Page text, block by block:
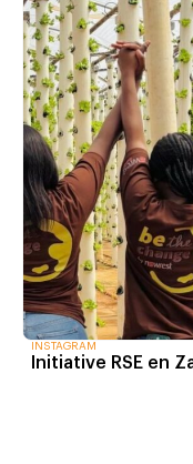
INSTAGRAM
Initiative RSE en